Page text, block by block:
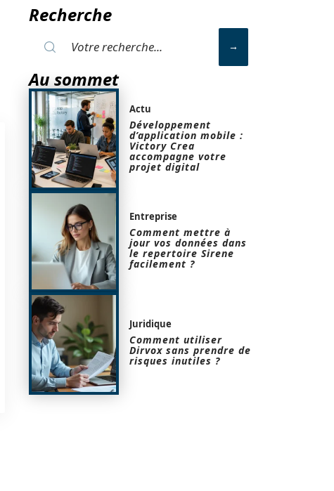
Recherche
Au sommet
Actu
Développement
d’application mobile :
Victory Crea
accompagne votre
projet digital
Entreprise
Comment mettre à
jour vos données dans
le repertoire Sirene
facilement ?
Juridique
Comment utiliser
Dirvox sans prendre de
risques inutiles ?